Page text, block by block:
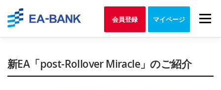
content
Menu
会員登録 マイページ
新EA「post-Rollover Miracle」のご紹介